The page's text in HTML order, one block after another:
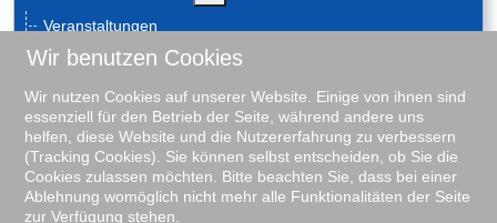
Veranstaltungen
Anreise
Geschichte
Schiebenscheeten
Gästeführungen
Unterkunftsverzeichnis
Wir benutzen Cookies
Wir nutzen Cookies auf unserer Website. Einige von ihnen sind
essenziell für den Betrieb der Seite, während andere uns
helfen, diese Website und die Nutzererfahrung zu verbessern
(Tracking Cookies). Sie können selbst entscheiden, ob Sie die
Cookies zulassen möchten. Bitte beachten Sie, dass bei einer
Ablehnung womöglich nicht mehr alle Funktionalitäten der Seite
zur Verfügung stehen.